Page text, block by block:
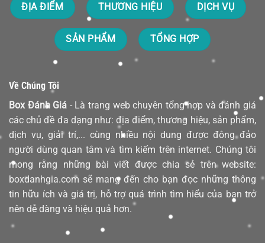
ĐỊA ĐIỂM THƯƠNG HIỆU DỊCH VỤ
SẢN PHẨM TỔNG HỢP
Về Chúng Tôi
Box Đánh Giá - Là trang web chuyên tổng hợp và đánh giá
các chủ đề đa dạng như: địa điểm, thương hiệu, sản phẩm,
dịch vụ, giải trí,... cùng nhiều nội dung được đông đảo
người dùng quan tâm và tìm kiếm trên internet. Chúng tôi
mong rằng những bài viết được chia sẻ trên website:
boxdanhgia.com sẽ mang đến cho bạn đọc những thông
tin hữu ích và giá trị, hỗ trợ quá trình tìm hiểu của bạn trở
nên dễ dàng và hiệu quả hơn.